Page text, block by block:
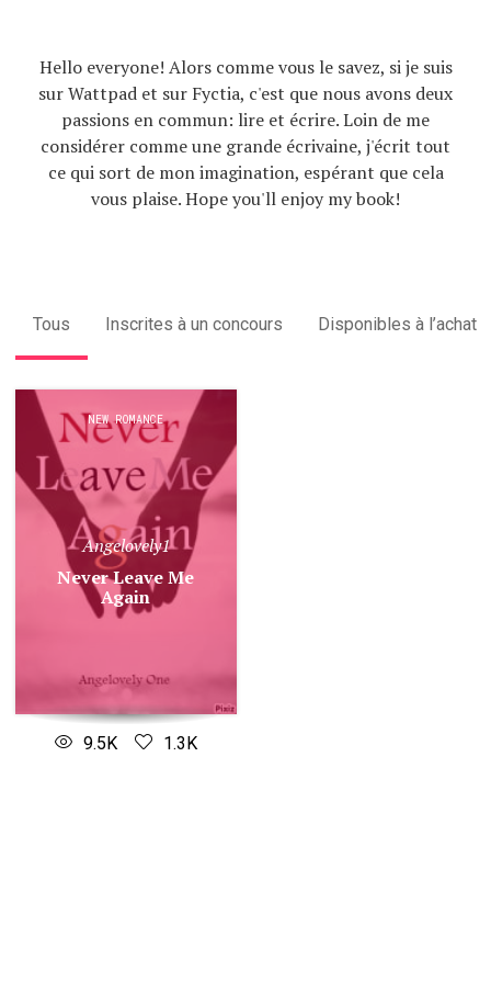
Hello everyone! Alors comme vous le savez, si je suis
sur Wattpad et sur Fyctia, c'est que nous avons deux
passions en commun: lire et écrire. Loin de me
considérer comme une grande écrivaine, j'écrit tout
ce qui sort de mon imagination, espérant que cela
vous plaise. Hope you'll enjoy my book!
Tous Inscrites à un concours Disponibles à l’achat
NEW ROMANCE
Angelovely1
Never Leave Me
Again
9.5K 1.3K